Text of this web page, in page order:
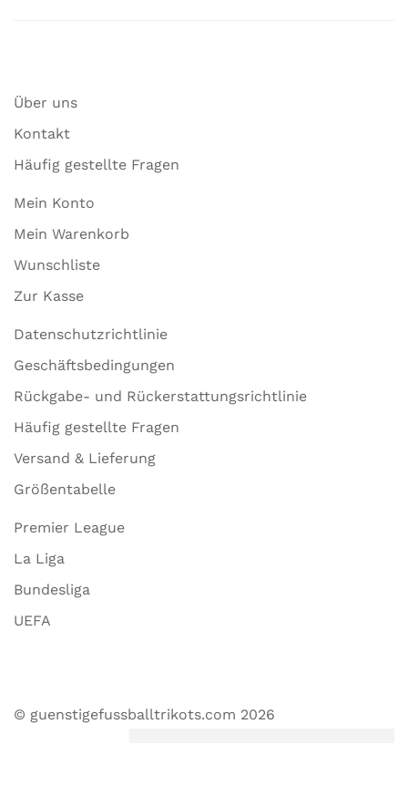
Über uns
Kontakt
Häufig gestellte Fragen
Mein Konto
Mein Warenkorb
Wunschliste
Zur Kasse
Datenschutzrichtlinie
Geschäftsbedingungen
Rückgabe- und Rückerstattungsrichtlinie
Häufig gestellte Fragen
Versand & Lieferung
Größentabelle
Premier League
La Liga
Bundesliga
UEFA
© guenstigefussballtrikots.com 2026